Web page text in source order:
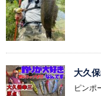
大久
ピンポ